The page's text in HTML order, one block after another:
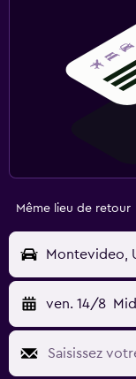
Même lieu de retour
Montevideo,
ven. 14/8